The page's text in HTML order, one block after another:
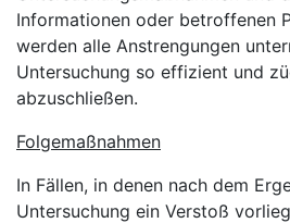
Informationen oder betroffenen
werden alle Anstrengungen
Untersuchung so effizient und
abzuschließen.
Folgemaßnahmen
In Fällen, in denen nach dem
Untersuchung ein Verstoß